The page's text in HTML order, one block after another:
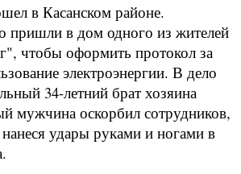
в Касанском районе.
пришли в дом одного из жителей
чтобы оформить протокол за
электроэнергии. В дело
34-летний брат хозяина
мужчина оскорбил сотрудников,
удары руками и ногами в